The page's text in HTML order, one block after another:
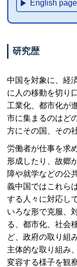
English page
研究歴
中国を対象に、経
に人の移動を切り
工業化、都市化が
市に集まるのはど
方にその国、その
労働者が仕事を求
形成したり、故郷
障や就学などの公
義中国ではこれら
する人々に対応し
いろな形で克服、
る、都市化、社会
ど、政府の取り組
主体的な取り組み
変容する様子を観